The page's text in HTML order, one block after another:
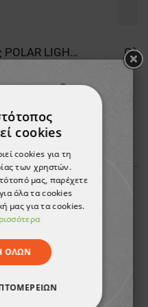
Γυαλιά ασφαλείας POLAR LIGHTNING UV 400
cookies
cookies για τη
των χρηστών.
μας, παρέχετε
όλα τα cookies
μας για τα cookies.
ΌΛΩΝ